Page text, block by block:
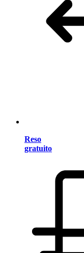
Reso
gratuito